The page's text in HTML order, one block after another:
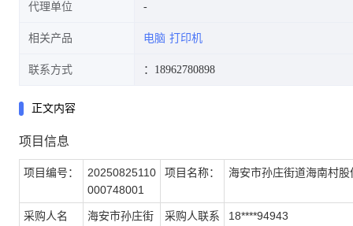
代理单位
相关产品 电脑 打印机
联系方式 ：18962780898
正文内容
项目信息
项目编号：
20250825110
000748001
项目名称： 海安市孙庄街道海南村
采购人名
海安市孙庄街
采购人联系
18****94943